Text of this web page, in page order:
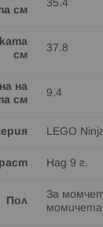
см
35.4
см
37.8
на
см
9.4
LEGO
Над 9 г.
Пол
За
момичета